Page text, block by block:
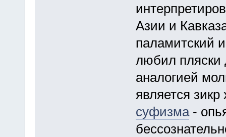
Азии и
паламитский
любил пляски
аналогией
является
суфизма-